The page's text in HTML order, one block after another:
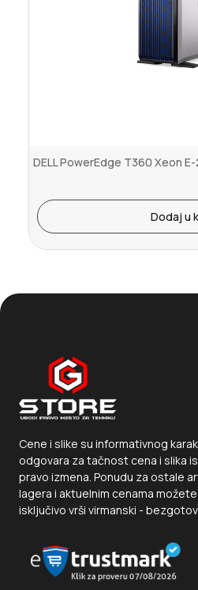
Dodaj u
Cene i slike su informativnog
odgovara za tačnost cena i slika
pravo izmena. Ponudu za ostale
lagera i aktuelnim cenama
isključivo vrši virmanski -